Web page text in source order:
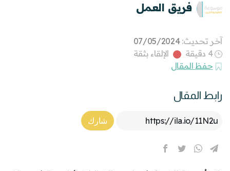
فريق العمل
آخر تحديث:07/05/2024
4 دقيقة
الإلقاء بثقة
حفظ المقال
رابط المقال
Article Link
شارك